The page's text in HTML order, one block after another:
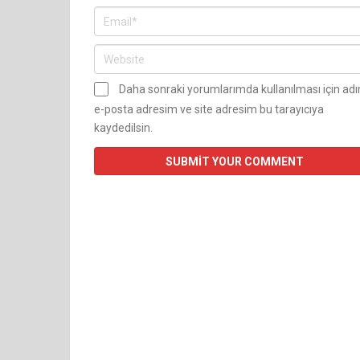
Daha sonraki yorumlarımda kullanılması için
e-posta adresim ve site adresim bu tarayıcıya
kaydedilsin.